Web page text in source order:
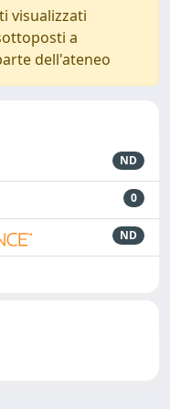
visualizzati
a
dell'ateneo
ND
0
ND